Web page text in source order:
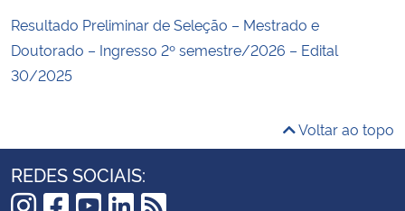
Resultado Preliminar de Seleção – Mestrado e
Doutorado – Ingresso 2º semestre/2026 – Edital
30/2025
Voltar ao topo
REDES SOCIAIS: